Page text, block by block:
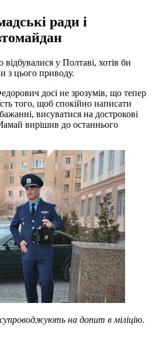
ради і
відбувалися у Полтаві, хотів би
з цього приводу.
досі не зрозумів, що тепер
того, щоб спокійно написати
висуватися на дострокові
вирішив до останнього
на допит в міліцію.